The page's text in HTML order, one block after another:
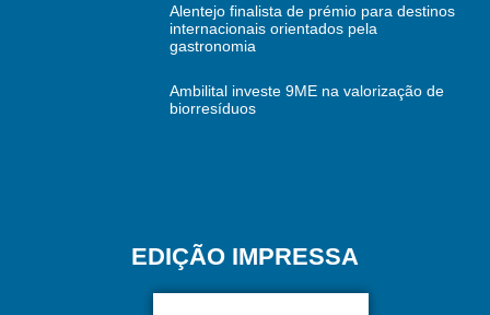
Alentejo finalista de prémio para destinos
internacionais orientados pela
gastronomia
Ambilital investe 9ME na valorização de
biorresíduos
EDIÇÃO IMPRESSA